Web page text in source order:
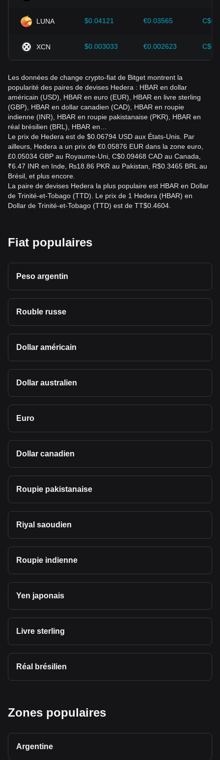
Hedera et adapter leurs stratégies d'investissement en
fonction de l'évolution du marché.
LUNA $0.04121 €0.03565
XCN $0.003033 €0.002623
Les données de change crypto-fiat de Bitget montrent la
popularité des paires de devises Hedera : HBAR en dollar
américain (USD), HBAR en euro (EUR), HBAR en livre sterling
(GBP), HBAR en dollar canadien (CAD), HBAR en roupie
indienne (INR), HBAR en roupie pakistanaise (PKR), HBAR en
réal brésilien (BRL), HBAR en…
Le prix de Hedera est de $0.06794 USD aux États-Unis. Par
ailleurs, Hedera a un prix de €0.05876 EUR dans la zone euro,
£0.05034 GBP au Royaume-Uni, C$0.09468 CAD au Canada,
₹6.47 INR en Inde, ₨18.86 PKR au Pakistan, R$0.3465 BRL au
Brésil, et plus encore.
La paire de devises Hedera la plus populaire est HBAR en Dollar
de Trinité-et-Tobago (TTD). Le prix de 1 Hedera (HBAR) en
Dollar de Trinité-et-Tobago (TTD) est de TT$0.4604.
Fiat populaires
Peso argentin
Rouble russe
Dollar américain
Dollar australien
Euro
Dollar canadien
Roupie pakistanaise
Riyal saoudien
Roupie indienne
Yen japonais
Livre sterling
Réal brésilien
Zones populaires
Argentine